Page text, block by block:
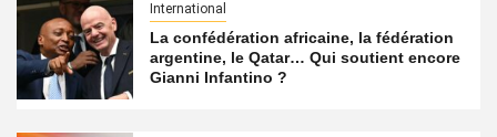
International
La confédération africaine, la fédération
argentine, le Qatar… Qui soutient encore
Gianni Infantino ?